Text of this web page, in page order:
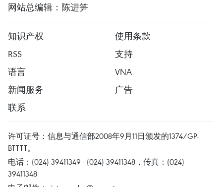
网站总编辑：陈进笋
知识产权
使用条款
RSS
支持
语言
VNA
新闻服务
广告
联系
许可证号：信息与通信部2008年9月11日颁发的1374/GP-
BTTTT。
电话：(024) 39411349 - (024) 39411348，传真：(024)
39411348